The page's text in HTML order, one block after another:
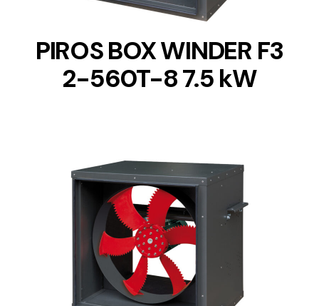
PIROS BOX WINDER F3
2-560T-8 7.5 kW
DETAILS